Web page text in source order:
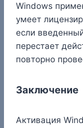
Windows
умеет
если
перестает
повторно
Заключение
Активация